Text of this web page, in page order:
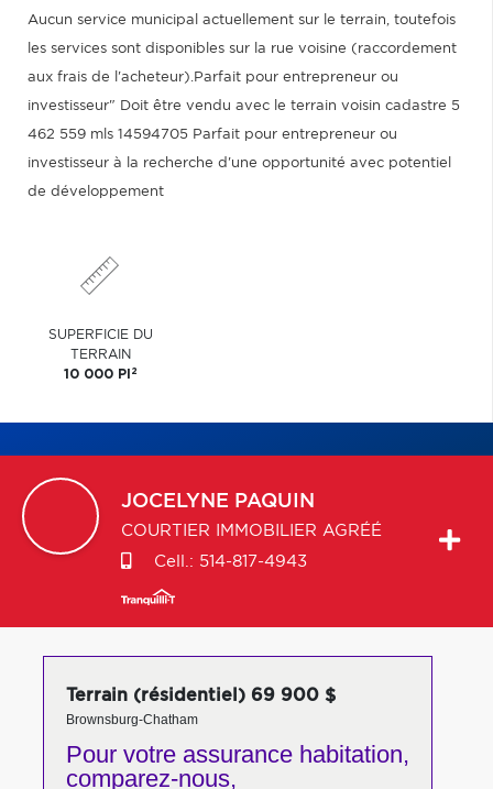
Aucun service municipal actuellement sur le terrain, toutefois
les services sont disponibles sur la rue voisine (raccordement
aux frais de l'acheteur).Parfait pour entrepreneur ou
investisseur" Doit être vendu avec le terrain voisin cadastre 5
462 559 mls 14594705 Parfait pour entrepreneur ou
investisseur à la recherche d'une opportunité avec potentiel
de développement
SUPERFICIE DU
TERRAIN
10 000 PI 2
JOCELYNE PAQUIN
COURTIER IMMOBILIER AGRÉÉ
Cell.: 514-817-4943
Terrain (résidentiel) 69 900 $
Brownsburg-Chatham
Pour votreassurance habitation,
comparez-nous,